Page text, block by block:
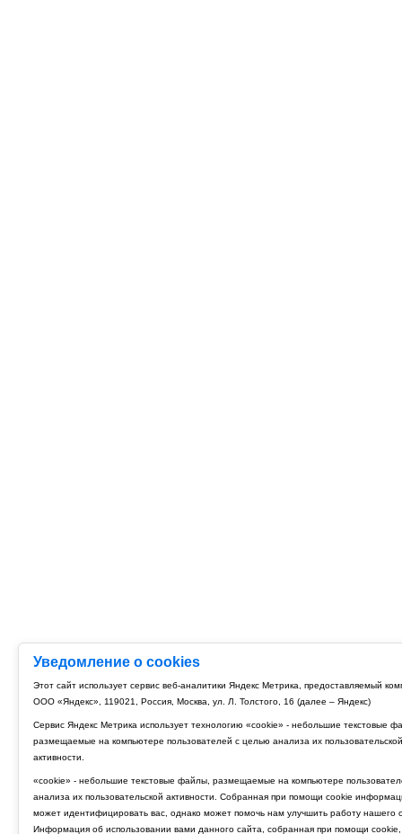
Уведомление о cookies
Этот сайт использует сервис веб-аналитики Яндекс Метрика, предоставляемый
ООО «Яндекс», 119021, Россия, Москва, ул. Л. Толстого, 16 (далее – Яндекс)
Сервис Яндекс Метрика использует технологию «cookie» - небольшие текстовые
размещаемые на компьютере пользователей с целью анализа их пользовательской
активности.
«cookie» - небольшие текстовые файлы, размещаемые на компьютере
анализа их пользовательской активности. Собранная при помощи cookie
может идентифицировать вас, однако может помочь нам улучшить работу нашего
Информация об использовании вами данного сайта, собранная при помощи cookie,